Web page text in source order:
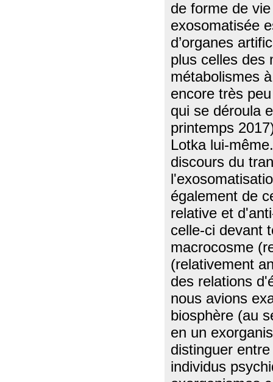
de forme de
exosomatisée
d’organes
plus celles des
métabolismes
encore très
qui se déroula
printemps
Lotka lui-
discours du
également de
relative et
celle-ci devant
macrocosme
(relativement
des relations
nous avions
biosphère (au
en un
distinguer
individus